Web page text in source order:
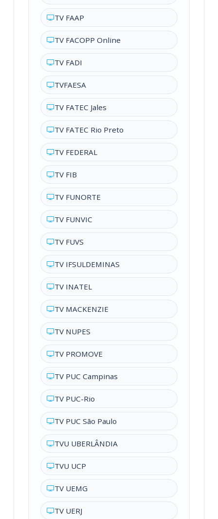
TV FAAP
TV FACOPP Online
TV FADI
TVFAESA
TV FATEC Jales
TV FATEC Rio Preto
TV FEDERAL
TV FIB
TV FUNORTE
TV FUNVIC
TV FUVS
TV IFSULDEMINAS
TV INATEL
TV MACKENZIE
TV NUPES
TV PROMOVE
TV PUC Campinas
TV PUC-Rio
TV PUC São Paulo
TVU UBERLÂNDIA
TVU UCP
TV UEMG
TV UERJ